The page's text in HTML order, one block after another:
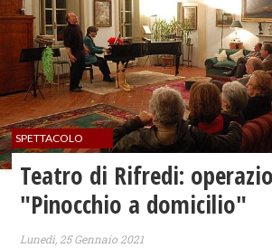
SPETTACOLO
Teatro di Rifredi:
"Pinocchio a domicilio"
Lunedì, 25 Gennaio 2021